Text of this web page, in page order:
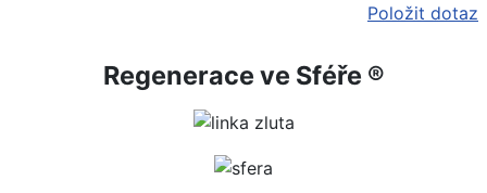
Položit dotaz
Regenerace ve Sféře ®